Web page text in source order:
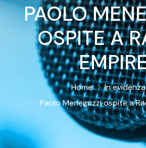
PAOLO
OSPITE A
Home
In evidenza
Paolo Meneguzzi ospite a